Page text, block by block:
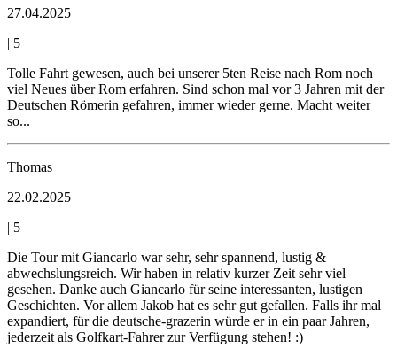
27.04.2025
| 5
Tolle Fahrt gewesen, auch bei unserer 5ten Reise nach Rom noch
viel Neues über Rom erfahren. Sind schon mal vor 3 Jahren mit der
Deutschen Römerin gefahren, immer wieder gerne. Macht weiter
so...
Thomas
22.02.2025
| 5
Die Tour mit Giancarlo war sehr, sehr spannend, lustig &
abwechslungsreich. Wir haben in relativ kurzer Zeit sehr viel
gesehen. Danke auch Giancarlo für seine interessanten, lustigen
Geschichten. Vor allem Jakob hat es sehr gut gefallen. Falls ihr mal
expandiert, für die deutsche-grazerin würde er in ein paar Jahren,
jederzeit als Golfkart-Fahrer zur Verfügung stehen! :)